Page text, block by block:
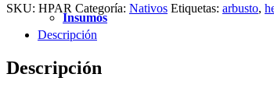
Insumos
SKU: HPAR Categoría: Nativos Etiquetas: arbusto,
Descripción
Descripción